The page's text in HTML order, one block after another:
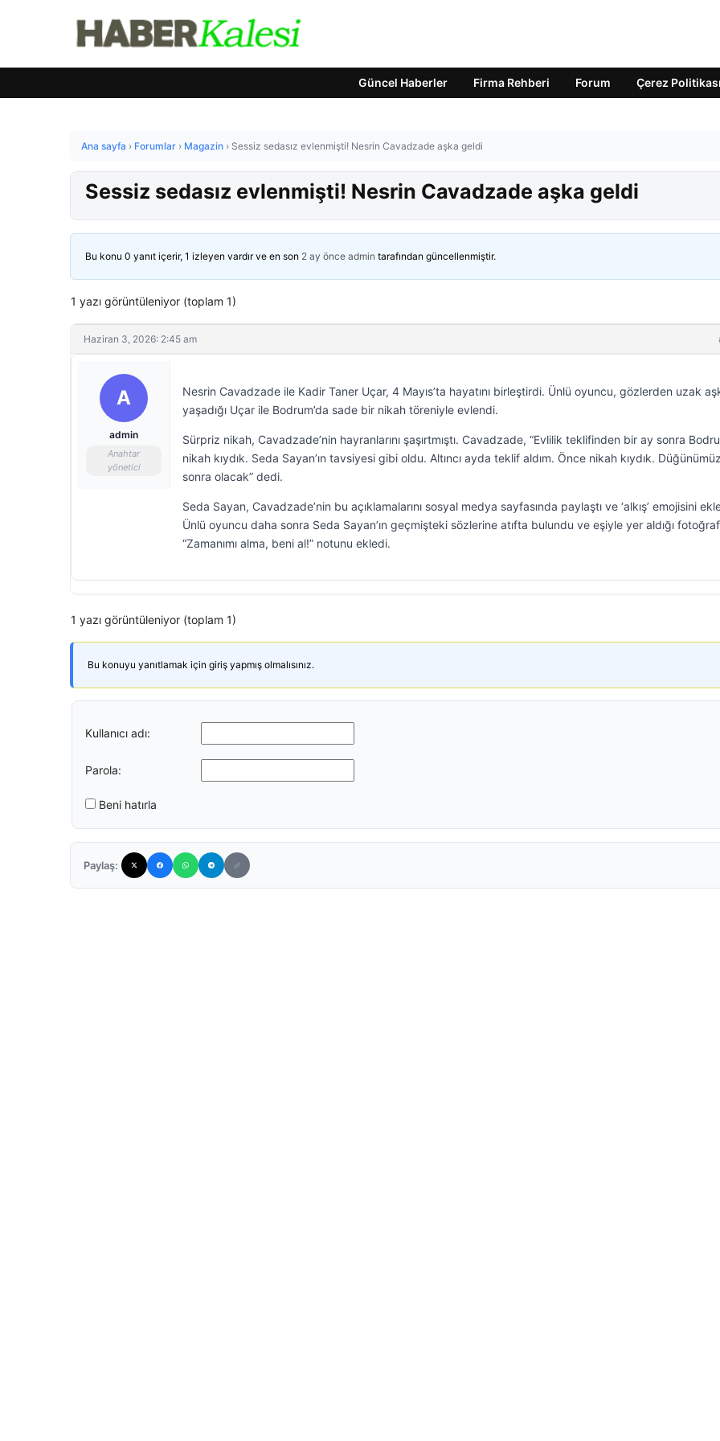
Güncel Haberler Firma Rehberi Forum Çerez Politikası
Ana sayfa › Forumlar › Magazin › Sessiz sedasız evlenmişti! Nesrin Cavadzade aşka geldi
Sessiz sedasız evlenmişti! Nesrin Cavadzade aşka geldi
Bu konu 0 yanıt içerir, 1 izleyen vardır ve en son 2 ay önce admin tarafından güncellenmiştir.
1 yazı görüntüleniyor (toplam 1)
Haziran 3, 2026: 2:45 am
A
admin
Anahtar
yönetici
Nesrin Cavadzade ile Kadir Taner Uçar, 4 Mayıs’ta hayatını birleştirdi. Ünlü oyuncu, gözlerden uzak
yaşadığı Uçar ile Bodrum’da sade bir nikah töreniyle evlendi.
Sürpriz nikah, Cavadzade’nin hayranlarını şaşırtmıştı. Cavadzade, “Evlilik teklifinden bir ay sonra
nikah kıydık. Seda Sayan’ın tavsiyesi gibi oldu. Altıncı ayda teklif aldım. Önce nikah kıydık. Düğünümüz
sonra olacak” dedi.
Seda Sayan, Cavadzade’nin bu açıklamalarını sosyal medya sayfasında paylaştı ve ‘alkış’ emojisini
Ünlü oyuncu daha sonra Seda Sayan’ın geçmişteki sözlerine atıfta bulundu ve eşiyle yer aldığı
“Zamanımı alma, beni al!” notunu ekledi.
1 yazı görüntüleniyor (toplam 1)
Bu konuyu yanıtlamak için giriş yapmış olmalısınız.
Kullanıcı adı:
Parola:
Beni hatırla
Paylaş: